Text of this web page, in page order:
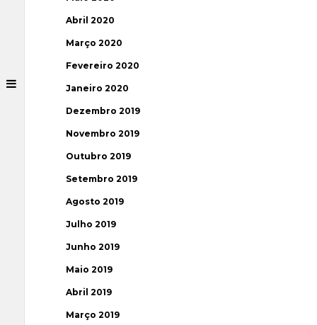
Abril 2020
Março 2020
Fevereiro 2020
Janeiro 2020
Dezembro 2019
Novembro 2019
Outubro 2019
Setembro 2019
Agosto 2019
Julho 2019
Junho 2019
Maio 2019
Abril 2019
Março 2019